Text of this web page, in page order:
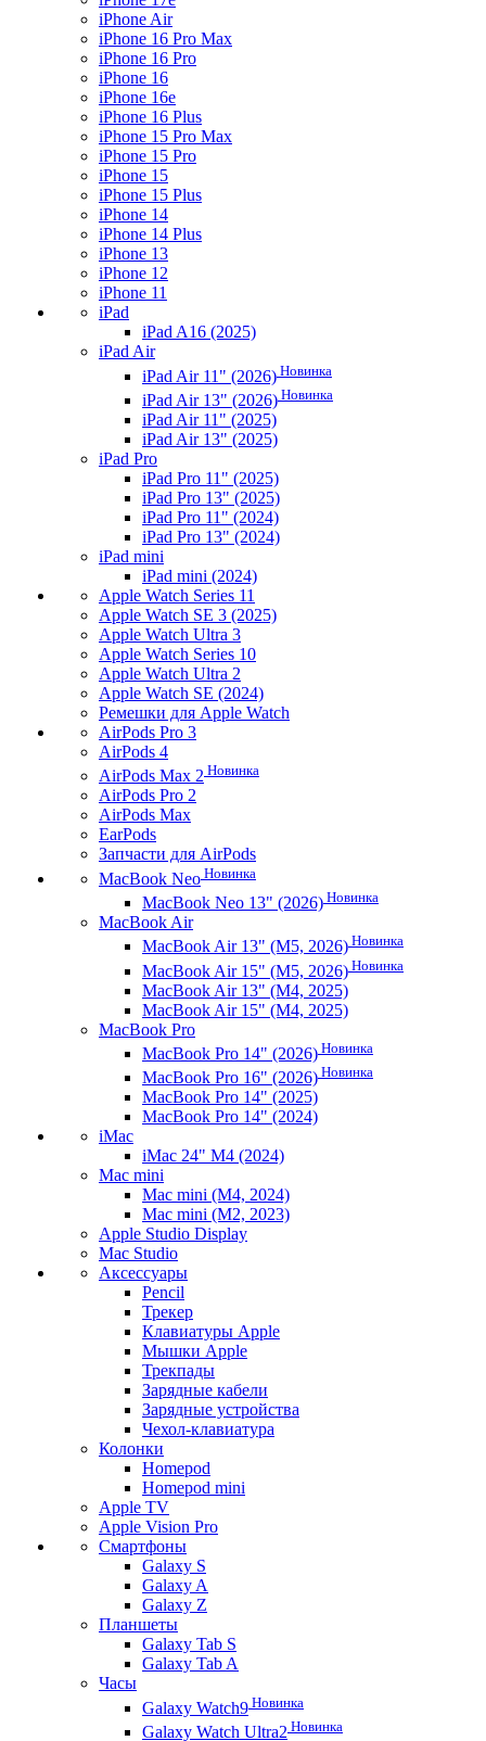
iPhone Air
iPhone 16 Pro Max
iPhone 16 Pro
iPhone 16
iPhone 16e
iPhone 16 Plus
iPhone 15 Pro Max
iPhone 15 Pro
iPhone 15
iPhone 15 Plus
iPhone 14
iPhone 14 Plus
iPhone 13
iPhone 12
iPhone 11
iPad
iPad A16 (2025)
iPad Air
iPad Air 11" (2026) Новинка
iPad Air 13" (2026) Новинка
iPad Air 11" (2025)
iPad Air 13" (2025)
iPad Pro
iPad Pro 11" (2025)
iPad Pro 13" (2025)
iPad Pro 11" (2024)
iPad Pro 13" (2024)
iPad mini
iPad mini (2024)
Apple Watch Series 11
Apple Watch SE 3 (2025)
Apple Watch Ultra 3
Apple Watch Series 10
Apple Watch Ultra 2
Apple Watch SE (2024)
Ремешки для Apple Watch
AirPods Pro 3
AirPods 4
AirPods Max 2 Новинка
AirPods Pro 2
AirPods Max
EarPods
Запчасти для AirPods
MacBook Neo Новинка
MacBook Neo 13" (2026) Новинка
MacBook Air
MacBook Air 13" (M5, 2026) Новинка
MacBook Air 15" (M5, 2026) Новинка
MacBook Air 13" (M4, 2025)
MacBook Air 15" (M4, 2025)
MacBook Pro
MacBook Pro 14" (2026) Новинка
MacBook Pro 16" (2026) Новинка
MacBook Pro 14" (2025)
MacBook Pro 14" (2024)
iMac
iMac 24" M4 (2024)
Mac mini
Mac mini (M4, 2024)
Mac mini (M2, 2023)
Apple Studio Display
Mac Studio
Аксессуары
Pencil
Трекер
Клавиатуры Apple
Мышки Apple
Трекпады
Зарядные кабели
Зарядные устройства
Чехол-клавиатура
Колонки
Homepod
Homepod mini
Apple TV
Apple Vision Pro
Смартфоны
Galaxy S
Galaxy A
Galaxy Z
Планшеты
Galaxy Tab S
Galaxy Tab A
Часы
Galaxy Watch9 Новинка
Galaxy Watch Ultra2 Новинка